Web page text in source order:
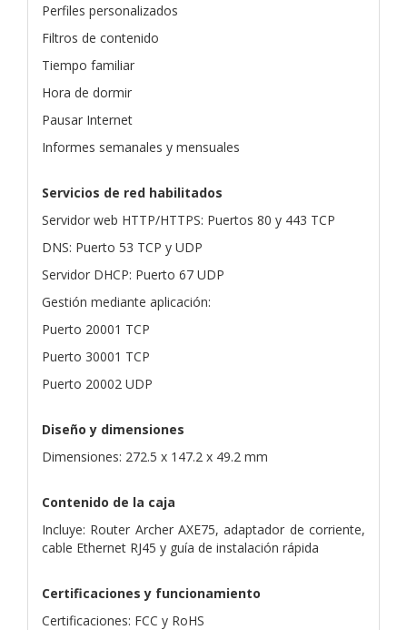
Perfiles personalizados
Filtros de contenido
Tiempo familiar
Hora de dormir
Pausar Internet
Informes semanales y mensuales
Servicios de red habilitados
Servidor web HTTP/HTTPS: Puertos 80 y 443 TCP
DNS: Puerto 53 TCP y UDP
Servidor DHCP: Puerto 67 UDP
Gestión mediante aplicación:
Puerto 20001 TCP
Puerto 30001 TCP
Puerto 20002 UDP
Diseño y dimensiones
Dimensiones: 272.5 x 147.2 x 49.2 mm
Contenido de la caja
Incluye: Router Archer AXE75, adaptador de corriente,
cable Ethernet RJ45 y guía de instalación rápida
Certificaciones y funcionamiento
Certificaciones: FCC y RoHS